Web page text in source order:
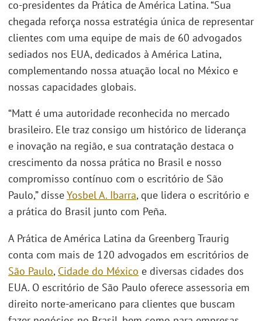
co-presidentes da Prática de América Latina. “Sua
chegada reforça nossa estratégia única de representar
clientes com uma equipe de mais de 60 advogados
sediados nos EUA, dedicados à América Latina,
complementando nossa atuação local no México e
nossas capacidades globais.
“Matt é uma autoridade reconhecida no mercado
brasileiro. Ele traz consigo um histórico de liderança
e inovação na região, e sua contratação destaca o
crescimento da nossa prática no Brasil e nosso
compromisso contínuo com o escritório de São
Paulo,” disseYosbel A. Ibarra, que lidera o escritório e
a prática do Brasil junto com Peña.
A Prática de América Latina da Greenberg Traurig
conta com mais de 120 advogados em escritórios de
São Paulo, Cidade do México e diversas cidades dos
EUA. O escritório de São Paulo oferece assessoria em
direito norte-americano para clientes que buscam